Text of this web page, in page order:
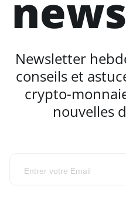
Newsletter
conseils et
crypto-
nouvelles